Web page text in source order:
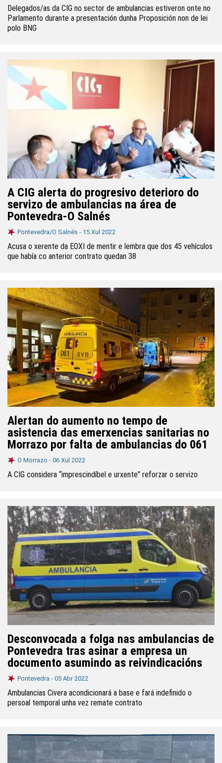
Delegados/as da CIG no sector de ambulancias estiveron onte no
Parlamento durante a presentación dunha Proposición non de lei
polo BNG
A CIG alerta do progresivo deterioro do
servizo de ambulancias na área de
Pontevedra-O Salnés
Pontevedra/O Salnés - 15 Xul 2022
Acusa o xerente da EOXI de mentir e lembra que dos 45 vehículos
que había co anterior contrato quedan 38
Alertan do aumento no tempo de
asistencia das emerxencias sanitarias no
Morrazo por falta de ambulancias do 061
O Morrazo - 06 Xul 2022
A CIG considera “imprescindíbel e urxente” reforzar o servizo
Desconvocada a folga nas ambulancias de
Pontevedra tras asinar a empresa un
documento asumindo as reivindicacións
Pontevedra - 05 Abr 2022
Ambulancias Civera acondicionará a base e fará indefinido o
persoal temporal unha vez remate contrato